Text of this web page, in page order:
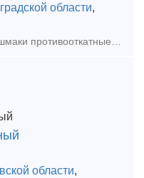
области,
области,